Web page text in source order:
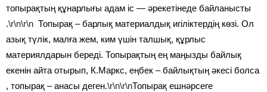
топырақтың құнарлығы адам іс — әрекетінеде байланысты
.\r\n\r\n Топырақ – барлық материалдық игіліктердің көзі. Ол
азық түлік, малға жем, ким үшін талшық, құрлыс
материялдарын береді. Топырақтың ең маңызды байлық
екенін айта отырып, К.Маркс, еңбек – байлықтың әкесі болса
, топырақ – анасы деген.\r\n\r\nТопырақ ешнәрсеге